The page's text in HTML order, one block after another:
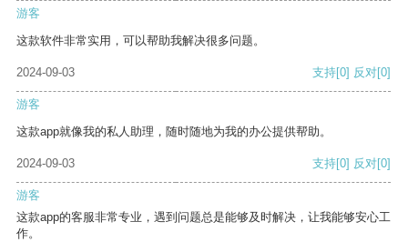
游客
这款软件非常实用，可以帮助我解决很多问题。
2024-09-03 支持[0] 反对[0]
游客
这款app就像我的私人助理，随时随地为我的办公提供帮助。
2024-09-03 支持[0] 反对[0]
游客
这款app的客服非常专业，遇到问题总是能够及时解决，让我能够安心工
作。